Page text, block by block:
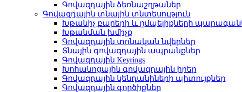
Գովազդային ձեռնաշղթաներ
Գովազդային տնային տնտեսություն
Խթանիչ բարերի և ըմպելիքների
Խթանման խմիչք
Գովազդային տոնական նվերներ
Տնային գովազդային ապրանքներ
Գովազդային Keyrings
Խոհանոցային գովազդային իրեր
Գովազդային կենդանիների պիտույքներ
Գովազդային գործիքներ